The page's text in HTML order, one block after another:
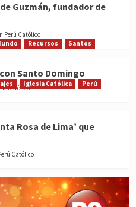
Guzmán, fundador de
Perú Católico
Recursos Santos
Santo Domingo
CatólicoIglesia Católica
Perú
Rosa de Lima’ que
Católico